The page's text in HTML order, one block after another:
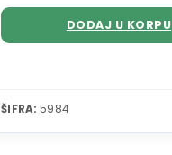
DODAJ U KORPU
ŠIFRA: 5984